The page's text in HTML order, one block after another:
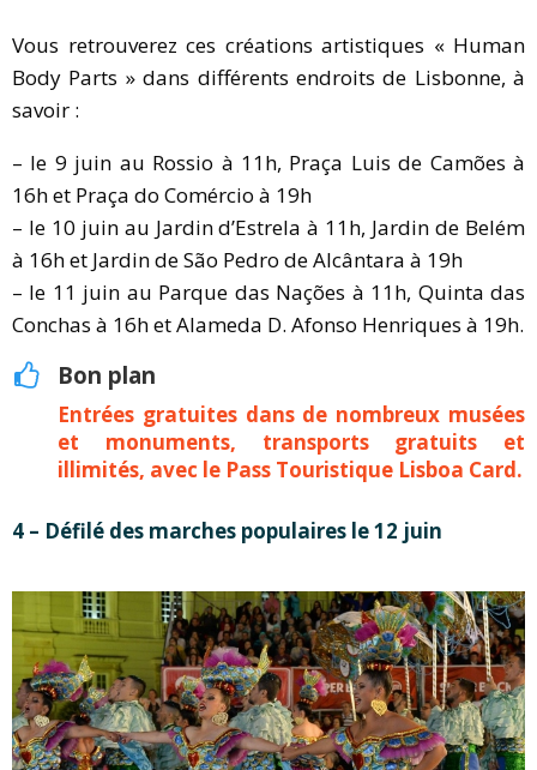
Vous retrouverez ces créations artistiques « Human
Body Parts » dans différents endroits de Lisbonne, à
savoir :
– le 9 juin au Rossio à 11h, Praça Luis de Camões à
16h et Praça do Comércio à 19h
– le 10 juin au Jardin d’Estrela à 11h, Jardin de Belém
à 16h et Jardin de São Pedro de Alcântara à 19h
– le 11 juin au Parque das Nações à 11h, Quinta das
Conchas à 16h et Alameda D. Afonso Henriques à 19h.
Bon plan
Entrées gratuites dans de nombreux musées
et monuments, transports gratuits et
illimités, avec le Pass Touristique Lisboa Card.
4 – Défilé des marches populaires le 12 juin